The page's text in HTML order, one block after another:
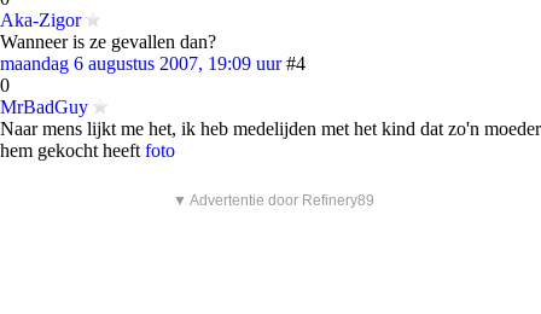
Aka-Zigor
Wanneer is ze gevallen dan?
maandag 6 augustus 2007, 19:09 uur #4
0
MrBadGuy
Naar mens lijkt me het, ik heb medelijden met het kind dat zo'n moeder
hem gekocht heeft foto
▼ Advertentie door Refinery89